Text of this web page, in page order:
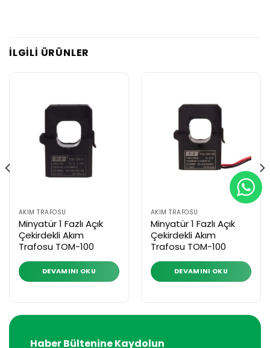
İLGILI ÜRÜNLER
AKIM TRAFOSU
Minyatür 1 Fazlı Açık
Çekirdekli Akım
Trafosu TOM-100
DEVAMINI OKU
AKIM TRAFOSU
Minyatür 1 Fazlı Açık
Çekirdekli Akım
Trafosu TOM-100
DEVAMINI OKU
Haber Bültenine Kaydolun